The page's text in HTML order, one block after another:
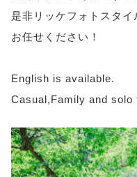
是非リッケフォトスタ
お任せください！
English is available.
Casual,Family and